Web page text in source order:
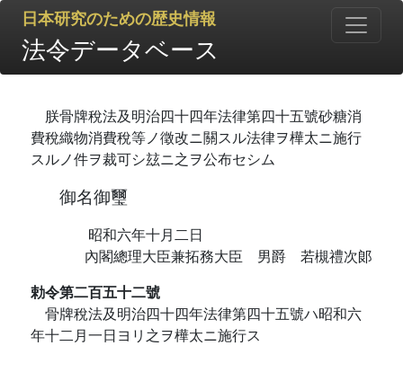
日本研究のための歴史情報
法令データベース
朕骨牌稅法及明治四十四年法律第四十五號砂糖消
費稅織物消費稅等ノ徵改ニ關スル法律ヲ樺太ニ施行
スルノ件ヲ裁可シ玆ニ之ヲ公布セシム
御名御璽
昭和六年十月二日
內閣總理大臣兼拓務大臣 男爵 若槻禮次郞
勅令第二百五十二號
骨牌稅法及明治四十四年法律第四十五號ハ昭和六
年十二月一日ヨリ之ヲ樺太ニ施行ス